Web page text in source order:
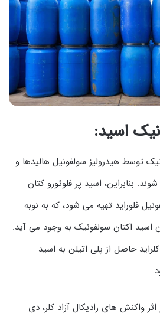
اسید:
توسط هیدرولیز سولفونیل هالیدها و
بنابراین، اسید پر فلوئورو کتان
فلوراید تهیه می شود، که به نوبه
اسید اکتان سولفونیک به وجود می آید.
حاصل از پلی اتیلن به اسید
واکنش های رادیکال آزاد کلر، دی